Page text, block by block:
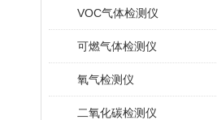
VOC气体检测仪
可燃气体检测仪
氧气检测仪
二氧化碳检测仪